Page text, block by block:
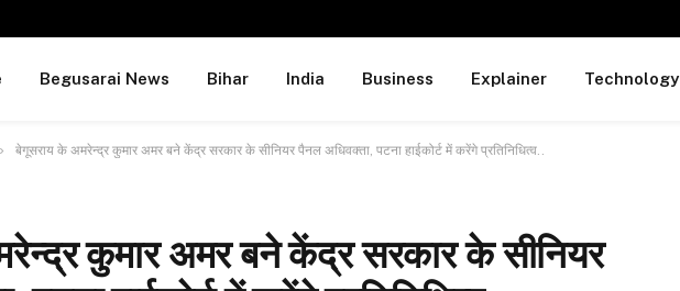
Begusarai News Bihar India Business Explainer Technology
बेगूसराय के अमरेन्द्र कुमार अमर बने केंद्र सरकार के सीनियर पैनल अधिवक्ता, पटना हाईकोर्ट में करेंगे प्रतिनिधित्व..
कुमार अमर बने केंद्र सरकार के सीनियर